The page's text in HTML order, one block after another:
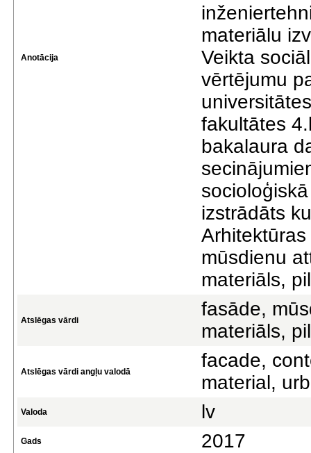
Anotācija
materiālu
Veikta
vērtējumu
fakultātes
bakalaura
izstrādāts
mūsdienu
materiāls,
Atslēgas vārdi
fasāde,
materiāls,
Atslēgas vārdi angļu valodā
facade,
material,
Valoda lv
Gads 2017